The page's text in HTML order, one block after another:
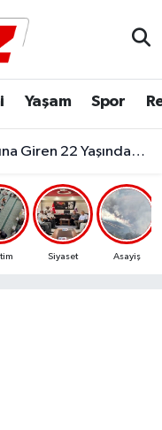
Yaşam Spor
Genç Hayatını Kaybetti!
Siyaset Asayiş